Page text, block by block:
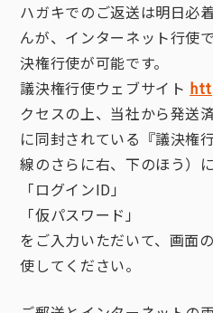
ハガキでのご返送は明日必
んが、インターネット行使
決権行使が可能です。
議決権行使ウェブサイト
クセスの上、当社から発送
に同封されている『議決権
線のさらに右、下のほう）
「ログインID」
「仮パスワード」
をご入力いただいて、画面
使してください。